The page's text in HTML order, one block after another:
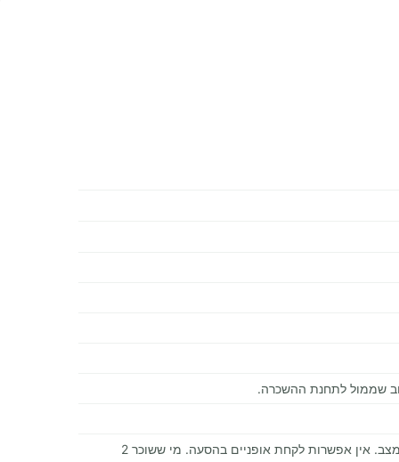
שממול לתחנת ההשכרה.
הנוסעים עם אופניים חייבים לשכור מתלה לאופניים. חובה לחבוש קסדה (אין להשכרה). אסור להכניס אופניים לקרוואן בשום מצב. אין אפשרות לקחת אופניים בהסעה. מי ששוכר 2